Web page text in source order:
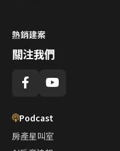
熱銷建案
關注我們
Podcast
房產星叫室